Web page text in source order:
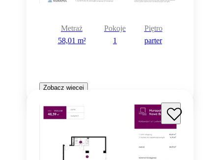
Metraż
58,01 m²
Pokoje
1
Piętro
parter
Zobacz więcej